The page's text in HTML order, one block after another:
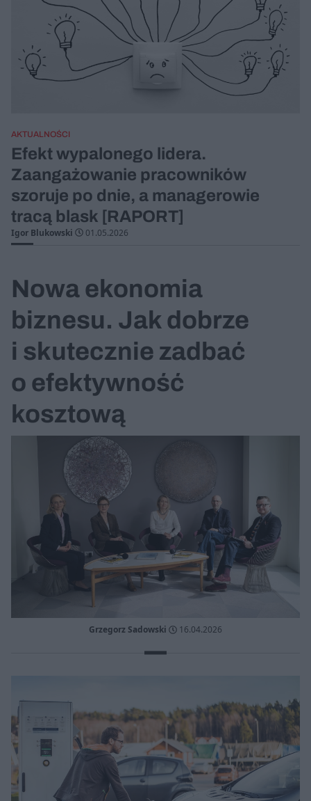
AKTUALNOŚCI
Efekt wypalonego lidera.
Zaangażowanie pracowników
szoruje po dnie, a managerowie
tracą blask [RAPORT]
Igor Blukowski 01.05.2026
Nowa ekonomia
biznesu. Jak dobrze
i skutecznie zadbać
o efektywność
kosztową
Grzegorz Sadowski 16.04.2026